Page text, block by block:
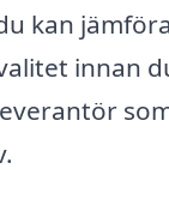
kan
innan